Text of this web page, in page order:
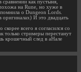
сравнении как пустыня,
на Rune, но хуже в
о Dungeon Lords.
И это двадцать
всего я согласился со
только стримеры перестанут
крошечный след в аНале